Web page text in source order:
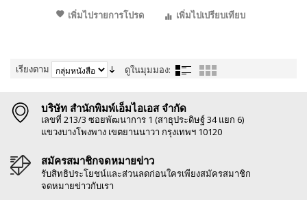
เพิ่มไปรายการโปรด
เพิ่มไปเปรียบเทียบ
เรียงตาม ดูในมุมมอง:
บริษัท สำนักพิมพ์เอ็มไอเอส จำกัด
เลขที่ 213/3 ซอยพัฒนาการ 1 (สาธุประดิษฐ์ 34 แยก 6)
แขวงบางโพงพาง เขตยานนาวา กรุงเทพฯ 10120
สมัครสมาชิกจดหมายข่าว
รับสิทธิประโยชน์และส่วนลดก่อนใครเพียงสมัครสมาชิก
จดหมายข่าวกับเรา